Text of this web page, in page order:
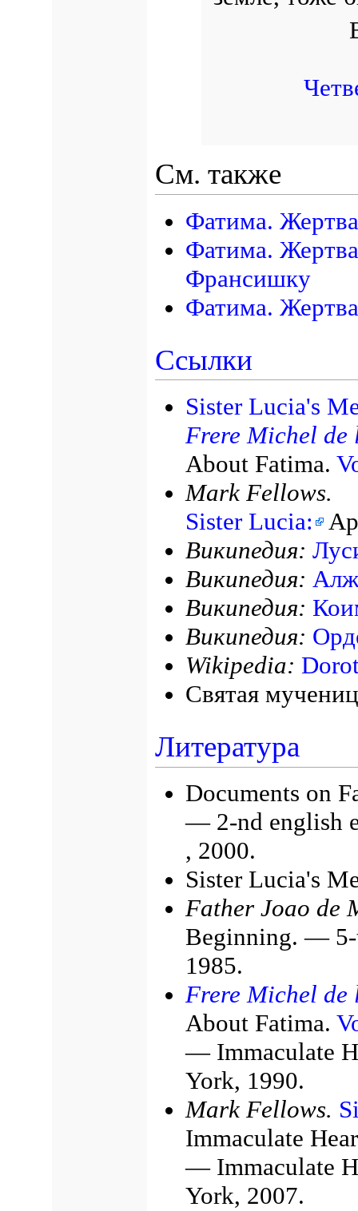
См. также
Фатима.
Фатима.
Франсишку
Фатима.
Ссылки
Sister Lucia's
Frere Michel de
About Fatima.
Mark Fellows.
Sister Lucia:
Википедия:
Википедия:
Википедия:
Википедия:
Wikipedia:
Святая
Литература
Documents on
— 2-nd english
, 2000.
Sister Lucia's
Father Joao de
Beginning. —
1985.
Frere Michel de
About Fatima.
— Immaculate
York, 1990.
Mark Fellows.
Immaculate
— Immaculate
York, 2007.